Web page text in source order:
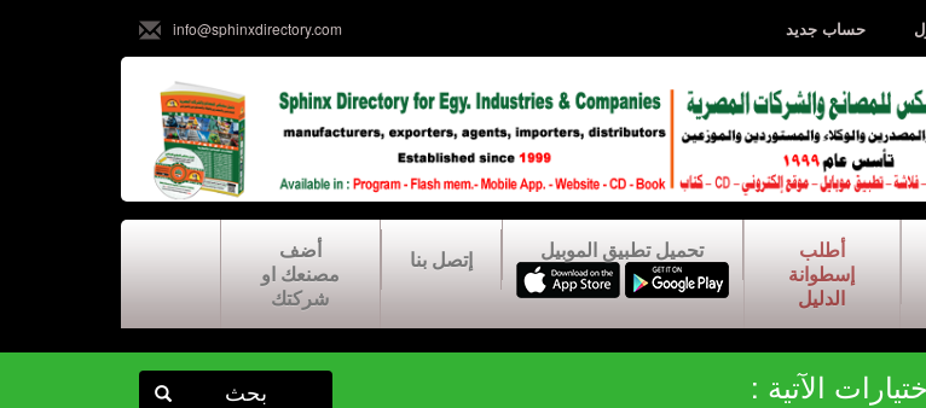
حساب جديد info@sphinxdirectory.com
أطلب
إسطوانة
الدليل
تحميل تطبيق الموبيل إتصل بنا
أضف
مصنعك او
شركتك
الآتية :